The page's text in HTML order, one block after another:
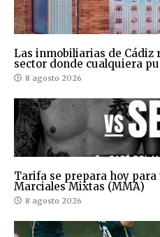
Las inmobiliarias de Cádiz
sector donde cualquiera
8 agosto 2026
Tarifa se prepara hoy para
Marciales Mixtas (MMA)
8 agosto 2026